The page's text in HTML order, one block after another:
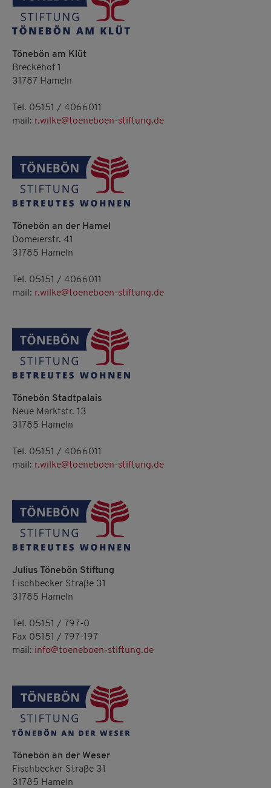
Tönebön am Klüt
Breckehof 1
31787 Hameln
Tel. 05151 / 4066011
mail: r.wilke@toeneboen-stiftung.de
Tönebön an der Hamel
Domeierstr. 41
31785 Hameln
Tel. 05151 / 4066011
mail: r.wilke@toeneboen-stiftung.de
Tönebön Stadtpalais
Neue Marktstr. 13
31785 Hameln
Tel. 05151 / 4066011
mail: r.wilke@toeneboen-stiftung.de
Julius Tönebön Stiftung
Fischbecker Straße 31
31785 Hameln
Tel. 05151 / 797-0
Fax 05151 / 797-197
mail: info@toeneboen-stiftung.de
Tönebön an der Weser
Fischbecker Straße 31
31785 Hameln